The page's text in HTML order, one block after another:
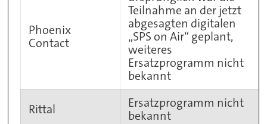
Phoenix
Contact
Teilnahme an der jetzt
abgesagten digitalen
„SPS on Air“ geplant,
weiteres
Ersatzprogramm nicht
bekannt
Rittal
Ersatzprogramm nicht
bekannt